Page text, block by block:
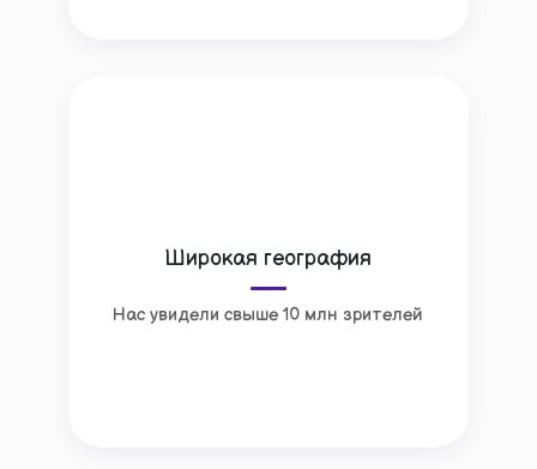
Широкая география
Нас увидели свыше 10 млн зрителей